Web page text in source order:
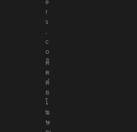
r
s
.
c
o
ติ
ด
ต่
อ
โ
ฆ
ษ